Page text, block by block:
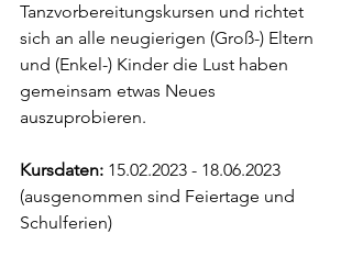
Tanzvorbereitungskursen und richtet
sich an alle neugierigen (Groß-) Eltern
und (Enkel-) Kinder die Lust haben
gemeinsam etwas Neues
auszuprobieren.
Kursdaten: 15.02.2023 - 18.06.2023
(ausgenommen sind Feiertage und
Schulferien)